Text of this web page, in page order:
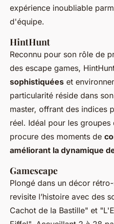
expérience inoubliable
d'équipe.
HintHunt
Reconnu pour son rôle de
des escape games,
sophistiquées et
particularité réside dans
master, offrant des indices
réel. Idéal pour les
procure des moments de
améliorant la dynamique
Gamescape
Plongé dans un décor
revisite l’histoire avec des
Cachot de la Bastille" et